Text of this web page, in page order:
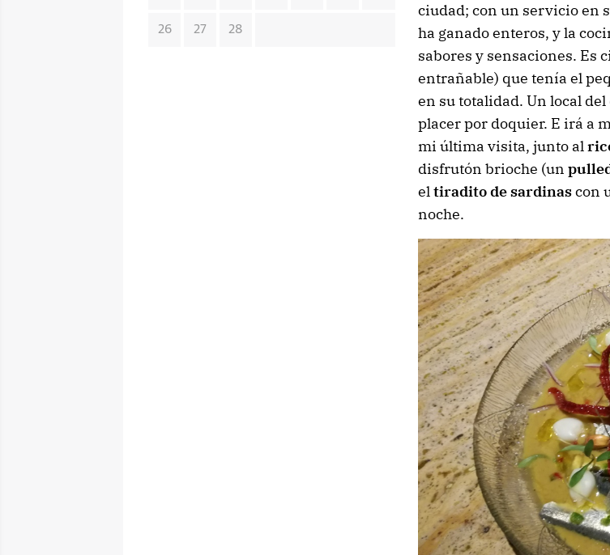
ciudad; con un servicio en
ha ganado enteros, y la
sabores y sensaciones. Es
entrañable) que tenía el
en su totalidad. Un local
placer por doquier. E irá a
mi última visita, junto al
disfrutón brioche (un
eltiradito de sardinascon
noche.
26 27 28